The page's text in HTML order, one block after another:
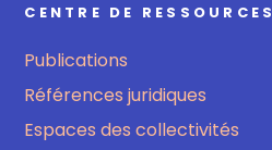
CENTRE DE RESSOURCES
Publications
Références juridiques
Espaces des collectivités